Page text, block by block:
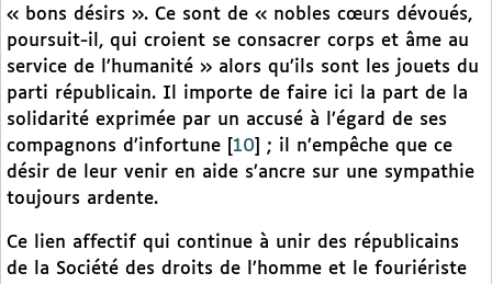
« bons désirs ». Ce sont de « nobles cœurs dévoués,
poursuit-il, qui croient se consacrer corps et âme au
service de l’humanité » alors qu’ils sont les jouets du
parti républicain. Il importe de faire ici la part de la
solidarité exprimée par un accusé à l’égard de ses
compagnons d’infortune
10
; il n’empêche que ce
désir de leur venir en aide s’ancre sur une sympathie
toujours ardente.
Ce lien affectif qui continue à unir des républicains
de la Société des droits de l’homme et le fouriériste